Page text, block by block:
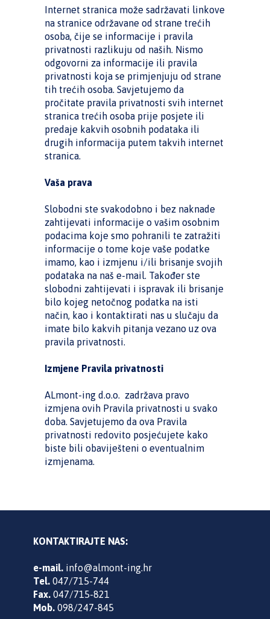
Internet stranica može sadržavati linkove
na stranice održavane od strane trećih
osoba, čije se informacije i pravila
privatnosti razlikuju od naših. Nismo
odgovorni za informacije ili pravila
privatnosti koja se primjenjuju od strane
tih trećih osoba. Savjetujemo da
pročitate pravila privatnosti svih internet
stranica trećih osoba prije posjete ili
predaje kakvih osobnih podataka ili
drugih informacija putem takvih internet
stranica.
Vaša prava
Slobodni ste svakodobno i bez naknade
zahtijevati informacije o vašim osobnim
podacima koje smo pohranili te zatražiti
informacije o tome koje vaše podatke
imamo, kao i izmjenu i/ili brisanje svojih
podataka na naš e-mail. Također ste
slobodni zahtijevati i ispravak ili brisanje
bilo kojeg netočnog podatka na isti
način, kao i kontaktirati nas u slučaju da
imate bilo kakvih pitanja vezano uz ova
pravila privatnosti.
Izmjene Pravila privatnosti
ALmont-ing d.o.o. zadržava pravo
izmjena ovih Pravila privatnosti u svako
doba. Savjetujemo da ova Pravila
privatnosti redovito posjećujete kako
biste bili obaviješteni o eventualnim
izmjenama.
KONTAKTIRAJTE NAS:
e-mail. info@almont-ing.hr
Tel. 047/715-744
Fax. 047/715-821
Mob. 098/247-845